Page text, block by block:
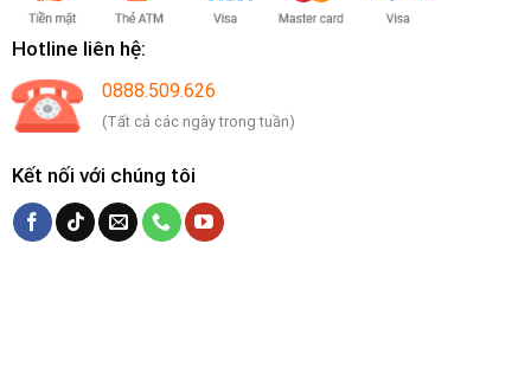
Hotline liên hệ:
0888.509.626
(Tất cả các ngày trong tuần)
Kết nối với chúng tôi